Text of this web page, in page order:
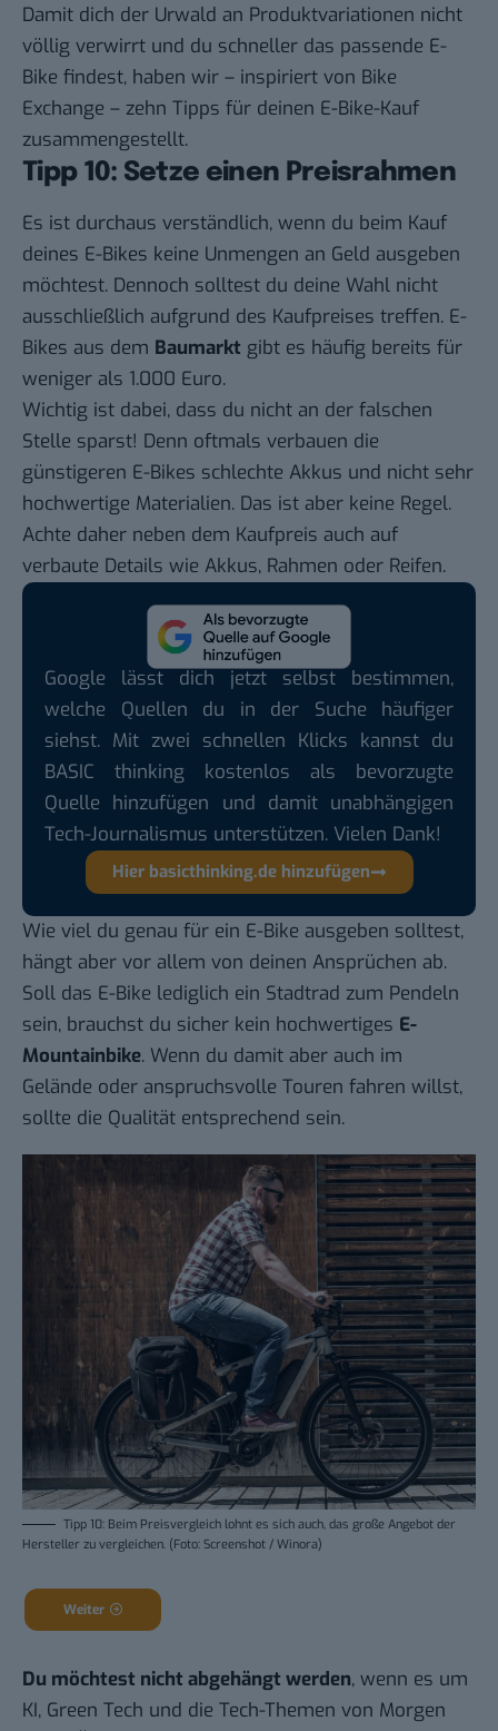
Damit dich der Urwald an Produktvariationen nicht
völlig verwirrt und du schneller das passende E-
Bike findest, haben wir – inspiriert von Bike
Exchange – zehn Tipps für deinen E-Bike-Kauf
zusammengestellt.
Tipp 10: Setze einen Preisrahmen
Es ist durchaus verständlich, wenn du beim Kauf
deines E-Bikes keine Unmengen an Geld ausgeben
möchtest. Dennoch solltest du deine Wahl nicht
ausschließlich aufgrund des Kaufpreises treffen. E-
Bikes aus dem Baumarkt gibt es häufig bereits für
weniger als 1.000 Euro.
Wichtig ist dabei, dass du nicht an der falschen
Stelle sparst! Denn oftmals verbauen die
günstigeren E-Bikes schlechte Akkus und nicht sehr
hochwertige Materialien. Das ist aber keine Regel.
Achte daher neben dem Kaufpreis auch auf
verbaute Details wie Akkus, Rahmen oder Reifen.
Google lässt dich jetzt selbst bestimmen,
welche Quellen du in der Suche häufiger
siehst. Mit zwei schnellen Klicks kannst du
BASIC thinking kostenlos als bevorzugte
Quelle hinzufügen und damit unabhängigen
Tech-Journalismus unterstützen. Vielen Dank!
Hier basicthinking.de hinzufügen
Wie viel du genau für ein E-Bike ausgeben solltest,
hängt aber vor allem von deinen Ansprüchen ab.
Soll das E-Bike lediglich ein Stadtrad zum Pendeln
sein, brauchst du sicher kein hochwertiges E-
Mountainbike. Wenn du damit aber auch im
Gelände oder anspruchsvolle Touren fahren willst,
sollte die Qualität entsprechend sein.
Tipp 10: Beim Preisvergleich lohnt es sich auch, das große Angebot der
Hersteller zu vergleichen. (Foto: Screenshot / Winora)
Weiter
Du möchtest nicht abgehängt werden, wenn es um
KI, Green Tech und die Tech-Themen von Morgen